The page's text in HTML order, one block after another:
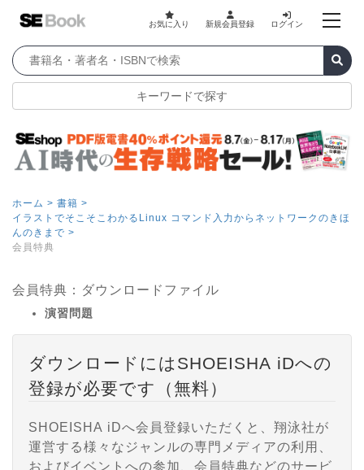
お気に入り 新規会員登録 ログイン
キーワードで探す
ホーム > 書籍 >
イラストでそこそこわかるLinux コマンド入力からネットワークのきほ
んのきまで >
会員特典
会員特典：ダウンロードファイル
演習問題
ダウンロードにはSHOEISHA iDへの
登録が必要です（無料）
SHOEISHA iDへ会員登録いただくと、翔泳社が
運営する様々なジャンルの専門メディアの利用、
およびイベントへの参加、会員特典などのサービ